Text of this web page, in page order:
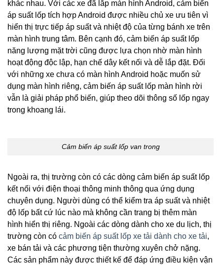
khác nhau. Với các xe đã lắp màn hình Android, cảm biến
áp suất lốp tích hợp Android được nhiều chủ xe ưu tiên vì
hiển thị trực tiếp áp suất và nhiệt độ của từng bánh xe trên
màn hình trung tâm. Bên cạnh đó, cảm biến áp suất lốp
năng lượng mặt trời cũng được lựa chọn nhờ màn hình
hoạt động độc lập, hạn chế dây kết nối và dễ lắp đặt. Đối
với những xe chưa có màn hình Android hoặc muốn sử
dụng màn hình riêng, cảm biến áp suất lốp màn hình rời
vẫn là giải pháp phổ biến, giúp theo dõi thông số lốp ngay
trong khoang lái.
Cảm biến áp suất lốp van trong
Ngoài ra, thị trường còn có các dòng cảm biến áp suất lốp
kết nối với điện thoại thông minh thông qua ứng dụng
chuyên dụng. Người dùng có thể kiểm tra áp suất và nhiệt
độ lốp bất cứ lúc nào mà không cần trang bị thêm màn
hình hiển thị riêng. Ngoài các dòng dành cho xe du lịch, thị
trường còn có cảm biến áp suất lốp xe tải dành cho xe tải,
xe bán tải và các phương tiện thường xuyên chở nặng.
Các sản phẩm này được thiết kế để đáp ứng điều kiện vận